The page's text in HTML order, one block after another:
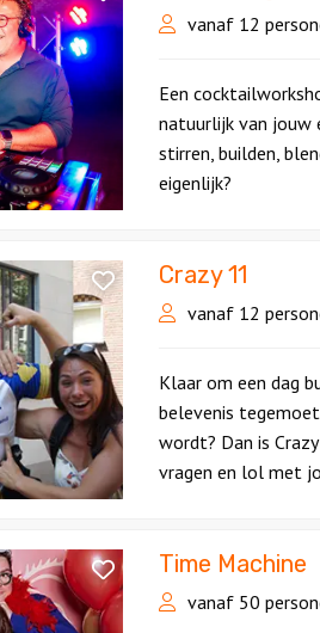
vanaf 12
Een
natuurlijk van jouw
stirren, builden,
eigenlijk?
Crazy 11
vanaf 12
Klaar om een dag
belevenis
wordt? Dan is
vragen en lol met
Time Machine
vanaf 50